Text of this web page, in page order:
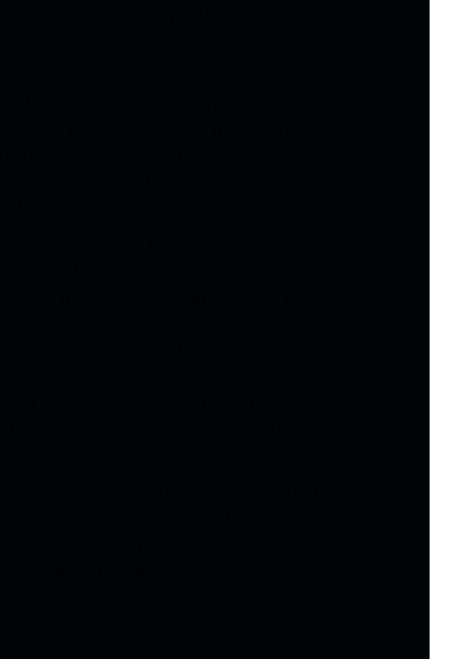
e na segurança pública”.
como a possibilidade de
a aplicação de diferentes
e a diminuição da burocracia são
Tais medidas terão impactos não
dos serviços, sobretudo os que
como saúde, educação e segurança –,
e longo prazos.
assessor da FecomercioSP,
é, também, valorizar o setor Público.
e merece reconhecimento. Por isso,
reforma não é uma iniciativa contra, ela
do setor Público na entrega de
saúde, educação, segurança e
e incentivar a oferta de bons
especialmente para as pessoas
muito deles.”
Hugo Motta (Republicanos-PB),
será uma das prioridades deste
a iniciativa representa um
do País.